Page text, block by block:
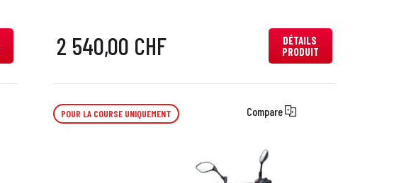
2 540,00 CHF
DÉTAILS
PRODUIT
POUR LA COURSE UNIQUEMENT Compare